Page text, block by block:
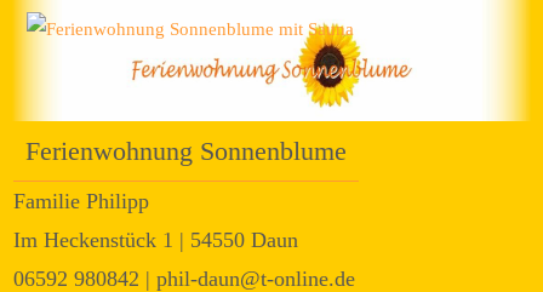
Ferienwohnung Sonnenblume
Familie Philipp
Im Heckenstück 1 | 54550 Daun
06592 980842 | phil-daun@t-online.de